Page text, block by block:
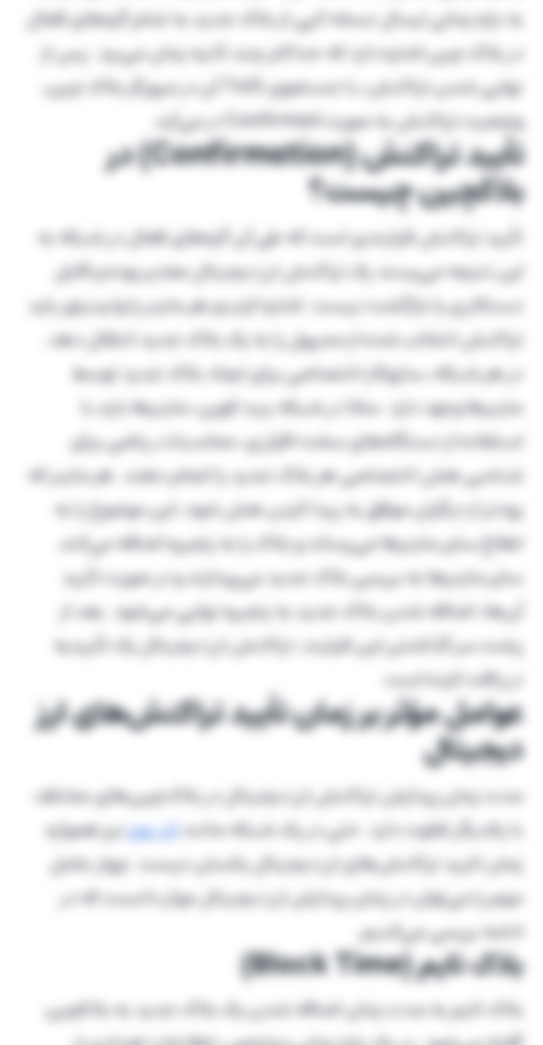
به بازه زمانی ارسال نسخه کپی از بلاک جدید به تمام گره‌های فعال
در بلاک چین اشاره دارد که حداکثر چند ثانیه زمان می‌برد. پس از
نهایی شدن تراکنش، با جستجوی TxID آن در مرورگر بلاک چین،
وضعیت تراکنش به صورت Confirmed در می‌آید.
تأیید تراکنش (Confirmation) در
بلاکچین چیست؟
تأیید تراکنش فرایندی است که طی آن گره‌های فعال در شبکه به
این نتیجه می‌رسند یک تراکنش ارز دیجیتال معتبر بوده و قابل
دستکاری یا بازگشت نیست. اشاره کردیم هر ماینر یا ولیدیتور باید
تراکنش انتخاب شده از ممپول را به یک بلاک جدید انتقال دهد.
در هر شبکه، سازوکار اختصاصی برای ایجاد بلاک جدید توسط
ماینرها وجود دارد. مثلا در شبکه بیت کوین، ماینرها باید با
استفاده از دستگاه‌های سخت افزاری، محاسبات ریاضی برای
شناسی هش اختصاصی هر بلاک جدید را انجام دهند. هر ماینر که
زودتر از دیگران موفق به پیدا کردن هش شود، این موضوع را به
اطلاع سایر ماینرها می‌رساند و بلاک را به زنجیره اضافه می‌کند.
سایر ماینرها به بررسی بلاک جدید می‌پردازند و در صورت تأیید
آن‌ها، اضافه شدن بلاک جدید به زنجیره نهایی می‌شود. بعد از
پشت سر گذاشتن این فرایند، تراکنش ارز دیجیتال یک تأییدیه
دریافت کرده است.
عوامل مؤثر بر زمان تأیید تراکنش‌های ارز
دیجیتال
مدت زمان پردازش تراکنش ارز دیجیتال در بلاک‌چین‌های مختلف
با یکدیگر تفاوت دارد. حتی در یک شبکه ماننداتریومنیز همواره
زمان تایید تراکنش‌های ارز دیجیتال یکسان نیست. چهار عامل
مهم را می‌توان در زمان پردازش ارز دیجیتال موثر دانست که در
ادامه بررسی می‌کنیم.
بلاک تایم (Block Time)
بلاک تایم به مدت زمان اضافه شدن یک بلاک جدید به بلاکچین